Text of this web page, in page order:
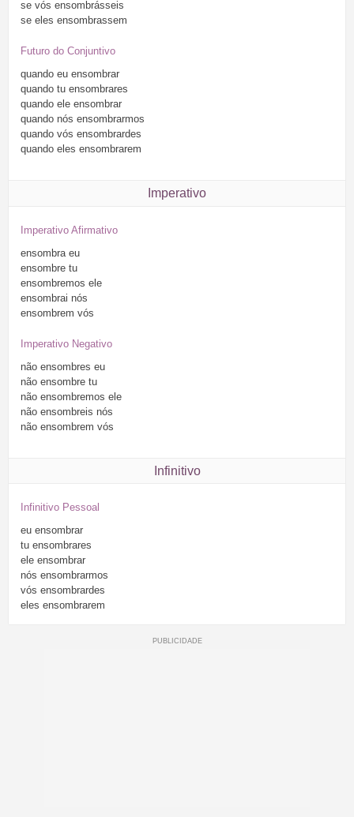
se vós ensombrásseis
se eles ensombrassem
Futuro do Conjuntivo
quando eu ensombrar
quando tu ensombrares
quando ele ensombrar
quando nós ensombrarmos
quando vós ensombrardes
quando eles ensombrarem
Imperativo
Imperativo Afirmativo
ensombra eu
ensombre tu
ensombremos ele
ensombrai nós
ensombrem vós
Imperativo Negativo
não ensombres eu
não ensombre tu
não ensombremos ele
não ensombreis nós
não ensombrem vós
Infinitivo
Infinitivo Pessoal
eu ensombrar
tu ensombrares
ele ensombrar
nós ensombrarmos
vós ensombrardes
eles ensombrarem